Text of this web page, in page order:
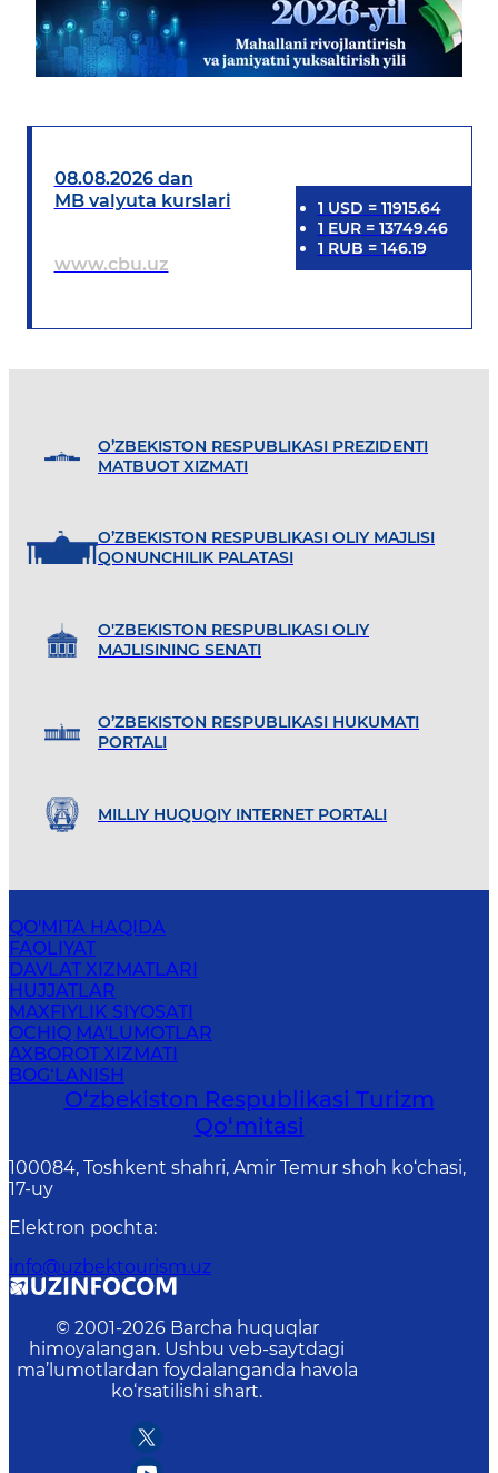
08.08.2026 dan
MB valyuta kurslari
www.cbu.uz
1 USD = 11915.64
1 EUR= 13749.46
1 RUB = 146.19
O’ZBEKISTON RESPUBLIKASI PREZIDENTI
MATBUOT XIZMATI
O’ZBEKISTON RESPUBLIKASI OLIY MAJLISI
QONUNCHILIK PALATASI
O'ZBEKISTON RESPUBLIKASI OLIY
MAJLISINING SENATI
O’ZBEKISTON RESPUBLIKASI HUKUMATI
PORTALI
MILLIY HUQUQIY INTERNET PORTALI
QO'MITA HAQIDA
FAOLIYAT
DAVLAT XIZMATLARI
HUJJATLAR
MAXFIYLIK SIYOSATI
OCHIQ MA'LUMOTLAR
AXBOROT XIZMATI
BOG‘LANISH
O‘zbekiston Respublikasi Turizm
Qo‘mitasi
100084, Toshkent shahri, Amir Temur shoh ko‘chasi,
17-uy
Elektron pochta:
info@uzbektourism.uz
© 2001-2026 Barcha huquqlar
himoyalangan. Ushbu veb-saytdagi
ma’lumotlardan foydalanganda havola
ko‘rsatilishi shart.